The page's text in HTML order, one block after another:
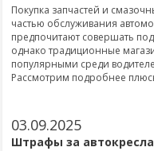
Покупка запчастей и
частью обслуживания
предпочитают совершать
однако традиционные
популярными среди
Рассмотрим подробнее
03.09.2025
Штрафы за автокресла